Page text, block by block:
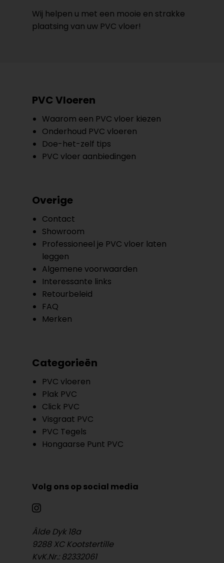
Wij helpen u met een mooie en strakke
plaatsing van uw PVC vloer!
PVC Vloeren
Waarom een PVC vloer kiezen
Onderhoud PVC vloeren
Doe-het-zelf tips
PVC vloer aanbiedingen
Overige
Contact
Showroom
Professioneel je PVC vloer laten
leggen
Algemene voorwaarden
Interessante links
Retourbeleid
FAQ
Merken
Categorieën
PVC vloeren
Plak PVC
Click PVC
Visgraat PVC
PVC Tegels
Hongaarse Punt PVC
Volg ons op social media
Âlde Dyk 18a
9288 XC Kootstertille
KvK.Nr.: 82332061